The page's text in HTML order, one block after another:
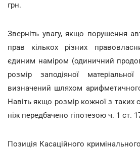
грн.
Зверніть увагу, якщо порушення
прав кількох різних
єдиним наміром (одиничний
розмір заподіяної
визначений шляхом
Навіть якщо розмір кожної з
ніж передбачено гіпотезою ч. 1 ст.
Позиція Касаційного